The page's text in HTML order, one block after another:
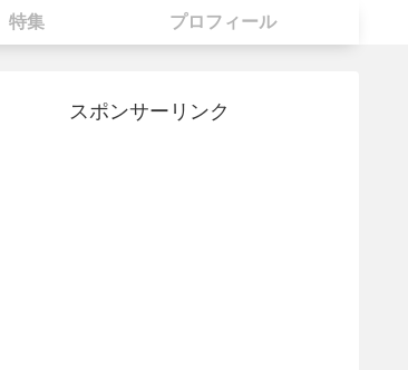
特集 プロフィール
スポンサーリンク